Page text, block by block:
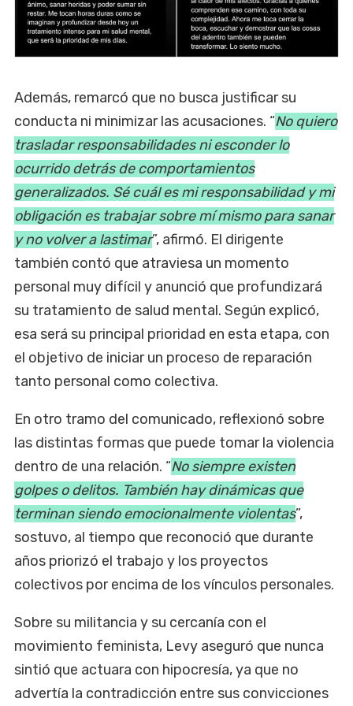
Además, remarcó que no busca justificar su
conducta ni minimizar las acusaciones. “No quiero
trasladar responsabilidades ni esconder lo
ocurrido detrás de comportamientos
generalizados. Sé cuál es mi responsabilidad y mi
obligación es trabajar sobre mí mismo para sanar
y no volver a lastimar”, afirmó. El dirigente
también contó que atraviesa un momento
personal muy difícil y anunció que profundizará
su tratamiento de salud mental. Según explicó,
esa será su principal prioridad en esta etapa, con
el objetivo de iniciar un proceso de reparación
tanto personal como colectiva.
En otro tramo del comunicado, reflexionó sobre
las distintas formas que puede tomar la violencia
dentro de una relación. “No siempre existen
golpes o delitos. También hay dinámicas que
terminan siendo emocionalmente violentas”,
sostuvo, al tiempo que reconoció que durante
años priorizó el trabajo y los proyectos
colectivos por encima de los vínculos personales.
Sobre su militancia y su cercanía con el
movimiento feminista, Levy aseguró que nunca
sintió que actuara con hipocresía, ya que no
advertía la contradicción entre sus convicciones